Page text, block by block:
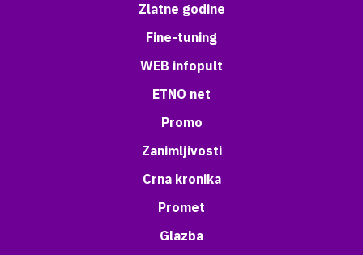
Zlatne godine
Fine-tuning
WEB infopult
ETNO net
Promo
Zanimljivosti
Crna kronika
Promet
Glazba